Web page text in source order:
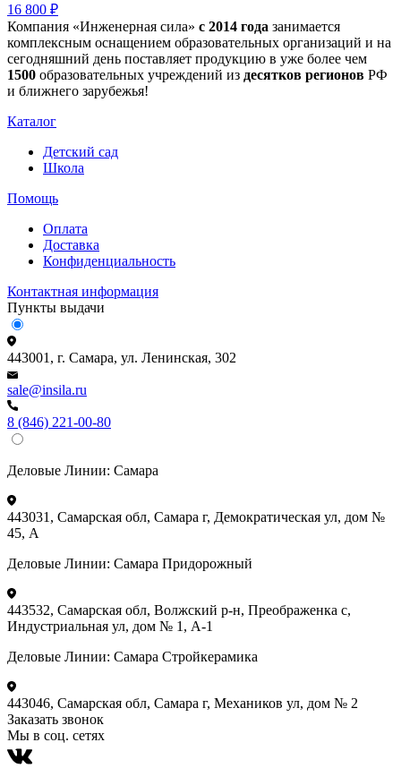
16 800 ₽
Компания «Инженерная сила» с 2014 года занимается
комплексным оснащением образовательных организаций и на
сегодняшний день поставляет продукцию в уже более чем
1500 образовательных учреждений из десятков регионов РФ
и ближнего зарубежья!
Каталог
Детский сад
Школа
Помощь
Оплата
Доставка
Конфиденциальность
Контактная информация
Пункты выдачи
443001, г. Самара, ул. Ленинская, 302
sale@insila.ru
8 (846) 221-00-80
Деловые Линии: Самара
443031, Самарская обл, Самара г, Демократическая ул, дом №
45, А
Деловые Линии: Самара Придорожный
443532, Самарская обл, Волжский р-н, Преображенка с,
Индустриальная ул, дом № 1, А-1
Деловые Линии: Самара Стройкерамика
443046, Самарская обл, Самара г, Механиков ул, дом № 2
Заказать звонок
Мы в соц. сетях